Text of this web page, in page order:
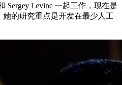
Sergey Levine 一起工作，现在是
她的研究重点是开发在最少人工